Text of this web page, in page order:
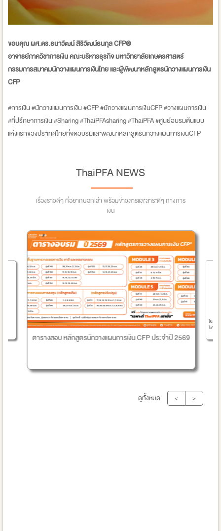
ขอบคุณ ผศ.ดร.ธนาวัฒน์ สิริวัฒน์ธนกุล CFP®
อาจารย์ภาควิชาการเงิน คณะบริหารธุรกิจ มหาวิทยาลัยเกษตรศาสตร์
กรรมการสมาคมนักวางแผนการเงินไทย และผู้พัฒนาหลักสูตรนักวางแผนการเงิน
CFP
#การเงิน #นักวางแผนการเงิน #CFP #นักวางแผนการเงินCFP #วางแผนการเงิน
#ที่ปรึกษาการเงิน #Sharing #ThaiPFAsharing #ThaiPFA #ศูนย์อบรมต้นแบบ
แห่งแรกของประเทศไทยที่จัดอบรมและพัฒนาหลักสูตรนักวางแผนการเงินCFP
ThaiPFA NEWS
เรื่องราวดีๆ ที่อยากบอกเล่า พร้อมข่าวสารและสาระดีๆ ทางการ
เงิน
ตารางสอบ หลักสูตรนักวางแผนการเงิน CFP ประจำปี 2569
ใบอนุ
ไง?
ดูทั้งหมด < >